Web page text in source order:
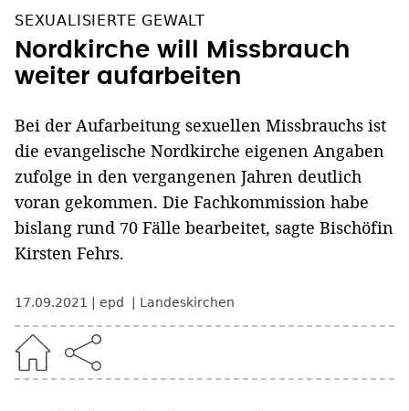
SEXUALISIERTE GEWALT
Nordkirche will Missbrauch
weiter aufarbeiten
Bei der Aufarbeitung sexuellen Missbrauchs ist
die evangelische Nordkirche eigenen Angaben
zufolge in den vergangenen Jahren deutlich
voran gekommen. Die Fachkommission habe
bislang rund 70 Fälle bearbeitet, sagte Bischöfin
Kirsten Fehrs.
17.09.2021 epd Landeskirchen